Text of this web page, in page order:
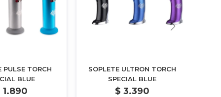
PULSE TORCH
BLUE
1.890
SOPLETE ULTRON TORCH
SPECIAL BLUE
$ 3.390